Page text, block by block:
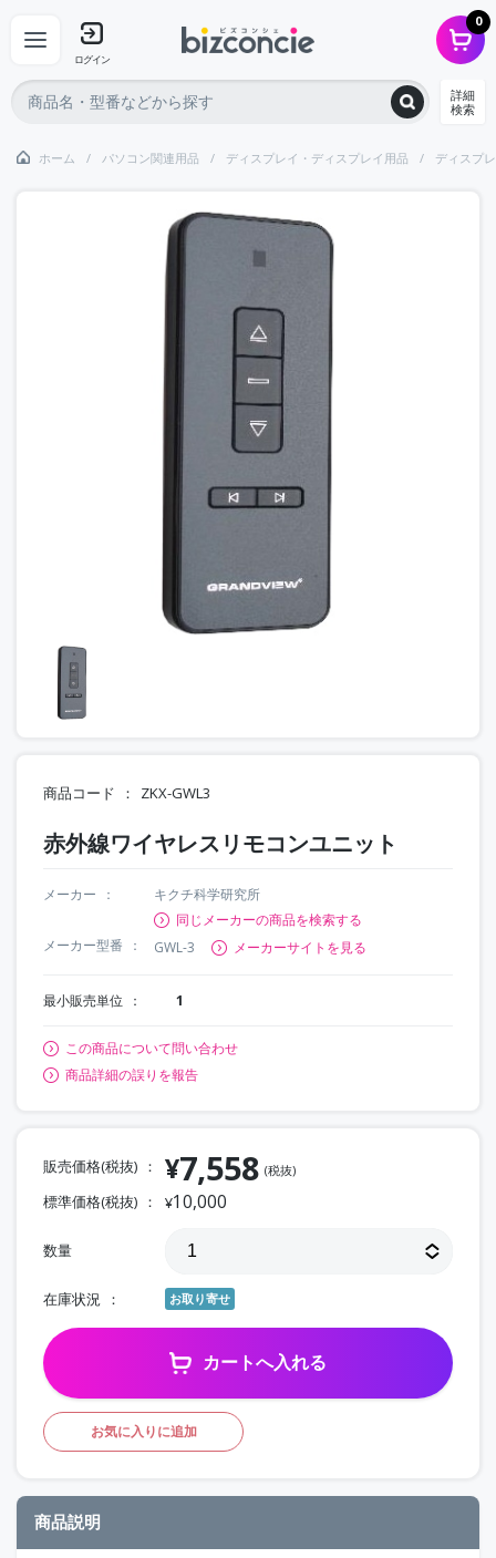
ログイン
0
詳細
検索
ホーム パソコン関連用品 ディスプレイ・ディスプレイ用品 ディスプ
商品コード ZKX-GWL3
赤外線ワイヤレスリモコンユニット
メーカー
キクチ科学研究所
同じメーカーの商品を検索する
メーカー型番
GWL-3 メーカーサイトを見る
最小販売単位 1
この商品について問い合わせ
商品詳細の誤りを報告
販売価格(税抜) ¥7,558 (税抜)
標準価格(税抜) ¥10,000
数量
在庫状況 お取り寄せ
カートへ入れる
お気に入りに追加
商品説明